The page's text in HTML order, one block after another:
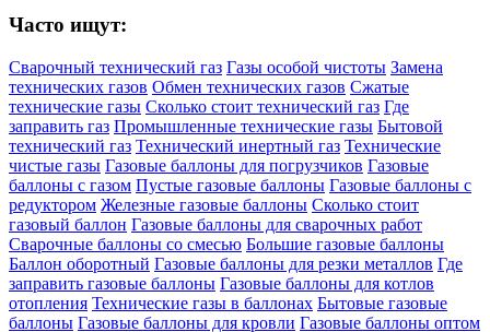
Часто ищут:
Сварочный технический газ Газы особой чистоты Замена
технических газов Обмен технических газов Сжатые
технические газы Сколько стоит технический газ Где
заправить газ Промышленные технические газы Бытовой
технический газ Технический инертный газ Технические
чистые газы Газовые баллоны для погрузчиков Газовые
баллоны с газом Пустые газовые баллоны Газовые баллоны с
редуктором Железные газовые баллоны Сколько стоит
газовый баллон Газовые баллоны для сварочных работ
Сварочные баллоны со смесью Большие газовые баллоны
Баллон оборотный Газовые баллоны для резки металлов Где
заправить газовые баллоны Газовые баллоны для котлов
отопления Технические газы в баллонах Бытовые газовые
баллоны Газовые баллоны для кровли Газовые баллоны оптом